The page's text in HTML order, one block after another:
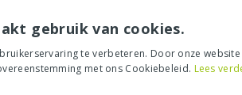
gebruik van cookies.
te verbeteren. Door onze website
met ons Cookiebeleid. Lees